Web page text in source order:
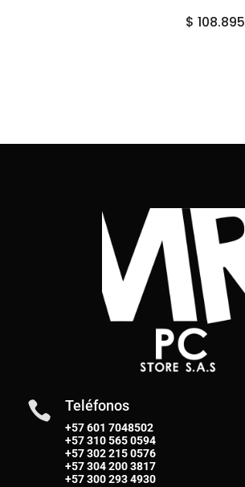
$ 108.895
 Teléfonos
+57 601 7048502
+57310 565 0594
+57302 215 0576
+57304 200 3817
+57300 293 4930